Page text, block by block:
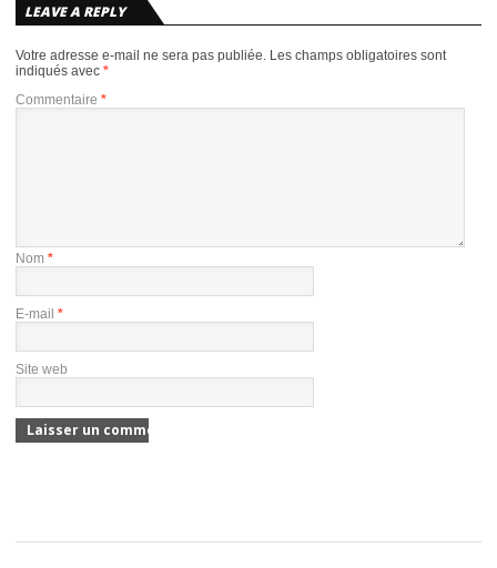
LEAVE A REPLY
Votre adresse e-mail ne sera pas publiée. Les champs obligatoires sont
indiqués avec *
Commentaire *
Nom *
E-mail *
Site web